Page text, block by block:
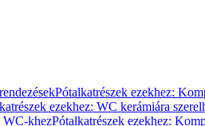
Pótalkatrészek ezekhez:
ezekhez: WC kerámiára
WC-khezPótalkatrészek ezekhez: